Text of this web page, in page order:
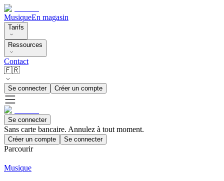
MusiqueEn magasin
Tarifs
Ressources
Contact
🇫🇷
Se connecter Créer un compte
Se connecter
Sans carte bancaire. Annulez à tout moment.
Créer un compte Se connecter
Parcourir
Musique